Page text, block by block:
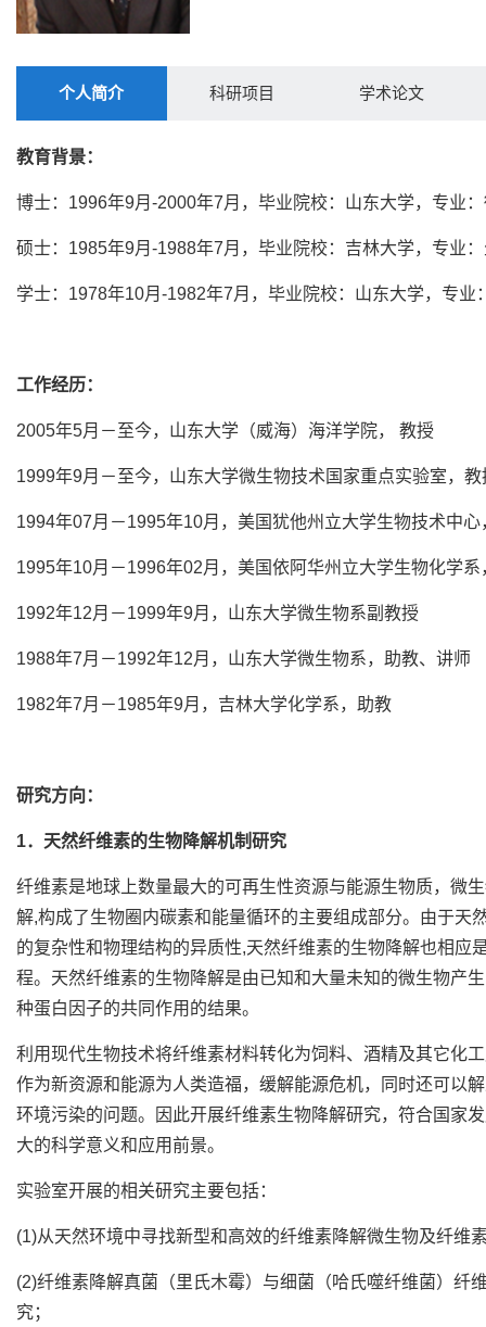
个人简介 科研项目 学术论文
教育背景：
博士：1996年9月-2000年7月，毕业院校：山东大学，专业
硕士：1985年9月-1988年7月，毕业院校：吉林大学，专业
学士：1978年10月-1982年7月，毕业院校：山东大学，专业
工作经历：
2005年5月－至今，山东大学（威海）海洋学院， 教授
1999年9月－至今，山东大学微生物技术国家重点实验室，教
1994年07月－1995年10月，美国犹他州立大学生物技术中心
1995年10月－1996年02月，美国依阿华州立大学生物化学系
1992年12月－1999年9月，山东大学微生物系副教授
1988年7月－1992年12月，山东大学微生物系，助教、讲师
1982年7月－1985年9月，吉林大学化学系，助教
研究方向：
1． 天然纤维素的生物降解机制研究
纤维素是地球上数量最大的可再生性资源与能源生物质，微
解,构成了生物圈内碳素和能量循环的主要组成部分。由于天
的复杂性和物理结构的异质性,天然纤维素的生物降解也相应
程。天然纤维素的生物降解是由已知和大量未知的微生物产
种蛋白因子的共同作用的结果。
利用现代生物技术将纤维素材料转化为饲料、酒精及其它化
作为新资源和能源为人类造福，缓解能源危机，同时还可以
环境污染的问题。因此开展纤维素生物降解研究，符合国家
大的科学意义和应用前景。
实验室开展的相关研究主要包括：
(1)从天然环境中寻找新型和高效的纤维素降解微生物及纤维
(2)纤维素降解真菌（里氏木霉）与细菌（哈氏噬纤维菌）纤
究；